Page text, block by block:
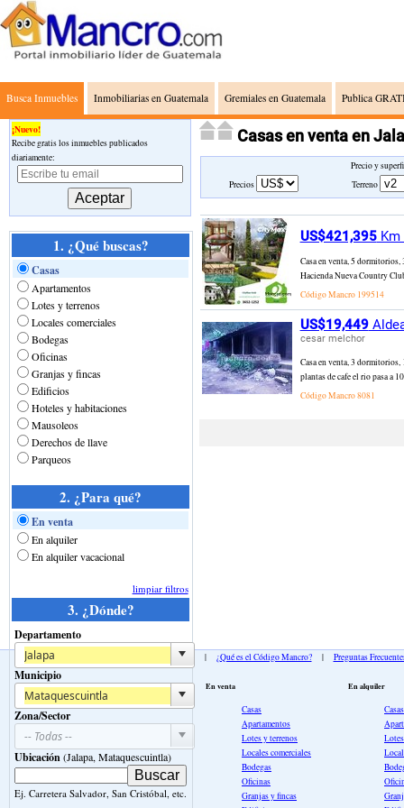
Busca Inmuebles Inmobiliarias en Guatemala Gremiales en Guatemala Publica
Casas en venta en
Precio y
Precios
Terreno
US$421,395Km
Casa en venta, 5
Hacienda Nueva Country
Código Mancro 199514
US$19,449
cesar melchor
Casa en venta, 3 dormitorios,
plantas de cafe el rio pasa a
Código Mancro8081
¡Nuevo!
Recibe gratis los inmuebles publicados
diariamente:
1. ¿Qué buscas?
Casas
Apartamentos
Lotes y terrenos
Locales comerciales
Bodegas
Oficinas
Granjas y fincas
Edificios
Hoteles y habitaciones
Mausoleos
Derechos de llave
Parqueos
2. ¿Para qué?
En venta
En alquiler
En alquiler vacacional
limpiar filtros
3. ¿Dónde?
Departamento
Municipio
Zona/Sector
Ubicación(Jalapa, Mataquescuintla)
Ej. Carretera Salvador, San Cristóbal, etc.
¿Qué es Mancro.com? | ¿Qué es el Código Mancro?| Preguntas
En venta
Casas
Apartamentos
Lotes y terrenos
Locales comerciales
Bodegas
Oficinas
Granjas y fincas
En alquiler
Casas